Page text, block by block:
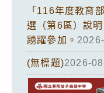
「116年度教育
選（第6區）說
踴躍參加。
(無標題)2026-